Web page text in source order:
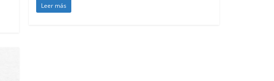
Leer más